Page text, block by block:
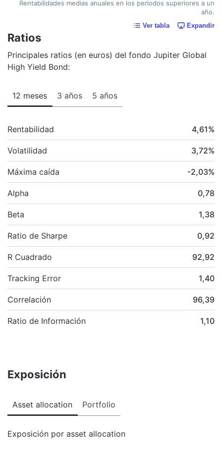
Rentabilidades medias anuales en los periodos superiores a un
año.
Ver tabla Expandir
Ratios
Principales ratios (en euros) del fondo Jupiter Global
High Yield Bond:
12 meses 3 años 5 años
Rentabilidad 4,61%
Volatilidad 3,72%
Máxima caída -2,03%
Alpha 0,78
Beta 1,38
Ratio de Sharpe 0,92
R Cuadrado 92,92
Tracking Error 1,40
Correlación 96,39
Ratio de Información 1,10
Exposición
Asset allocation Portfolio
Exposición por asset allocation